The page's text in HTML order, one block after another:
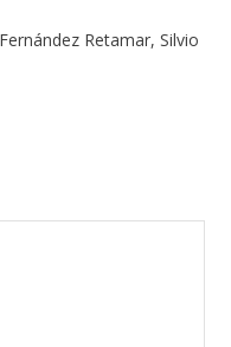
Retamar, Silvio